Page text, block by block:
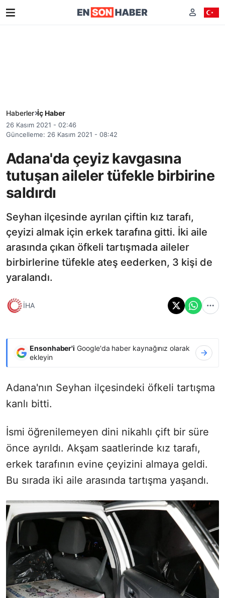
Haberler İç Haber
26 Kasım 2021 - 02:46
Güncelleme: 26 Kasım 2021 - 08:42
Adana'da çeyiz kavgasına
tutuşan aileler tüfekle birbirine
saldırdı
Seyhan ilçesinde ayrılan çiftin kız tarafı,
çeyizi almak için erkek tarafına gitti. İki aile
arasında çıkan öfkeli tartışmada aileler
birbirlerine tüfekle ateş eederken, 3 kişi de
yaralandı.
İHA
Ensonhaber'i Google'da haber kaynağınız olarak
ekleyin
Adana'nın Seyhan ilçesindeki öfkeli tartışma
kanlı bitti.
İsmi öğrenilemeyen dini nikahlı çift bir süre
önce ayrıldı. Akşam saatlerinde kız tarafı,
erkek tarafının evine çeyizini almaya geldi.
Bu sırada iki aile arasında tartışma yaşandı.